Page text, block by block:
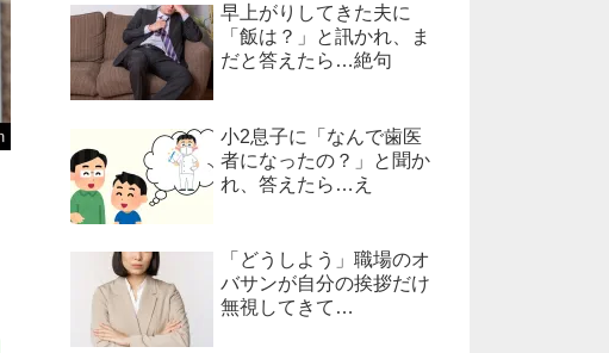
早上がりしてきた夫に
「飯は？」と訊かれ、ま
だと答えたら…絶句
小2息子に「なんで歯医
者になったの？」と聞か
れ、答えたら…え
「どうしよう」職場のオ
バサンが自分の挨拶だけ
無視してきて…